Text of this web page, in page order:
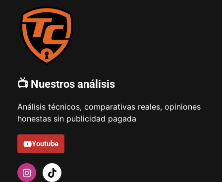
📺 Nuestros análisis
Análisis técnicos, comparativas reales, opiniones
honestas sin publicidad pagada
Youtube